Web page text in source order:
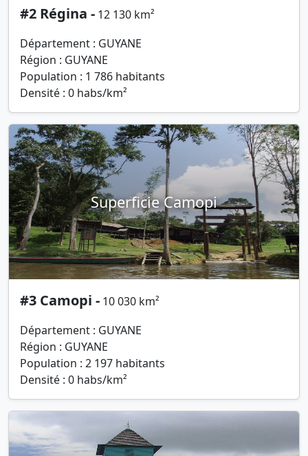
#2 Régina - 12 130 km²
Département : GUYANE
Région : GUYANE
Population : 1 786 habitants
Densité : 0 habs/km²
Superficie Camopi
#3 Camopi - 10 030 km²
Département : GUYANE
Région : GUYANE
Population : 2 197 habitants
Densité : 0 habs/km²